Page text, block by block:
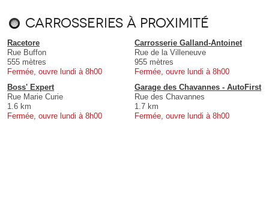
Carrosseries à proximité
Racetore
Rue Buffon
555 mètres
Fermée, ouvre lundi à 8h00
Carrosserie Galland-Antoinet
Rue de la Villeneuve
955 mètres
Fermée, ouvre lundi à 8h00
Boss' Expert
Rue Marie Curie
1.6 km
Fermée, ouvre lundi à 8h00
Garage des Chavannes - AutoFirst
Rue des Chavannes
1.7 km
Fermée, ouvre lundi à 8h00